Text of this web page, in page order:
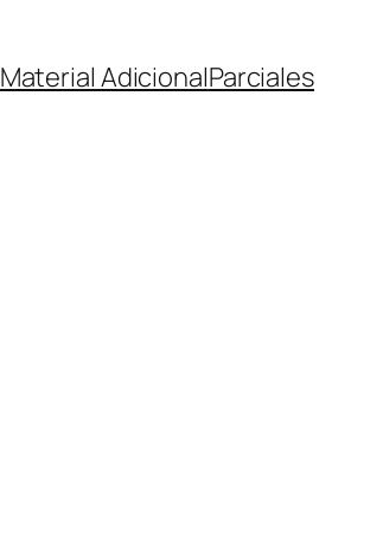
Material AdicionalParciales